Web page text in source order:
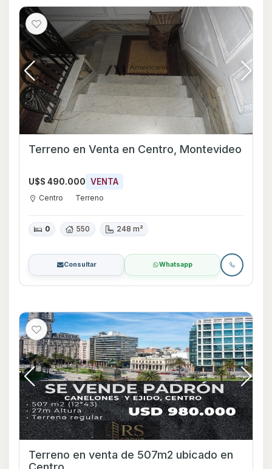
Terreno en Venta en Centro, Montevideo
U$S 490.000 VENTA
Centro Terreno
0 550 248 m²
Consultar Whatsapp
Terreno en venta de 507m2 ubicado en